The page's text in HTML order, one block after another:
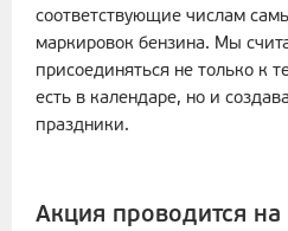
соответствующие числам
маркировок бензина. Мы
присоединяться не только к
есть в календаре, но и
праздники.
Акция проводится